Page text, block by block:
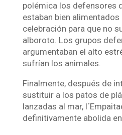
polémica los defensores
estaban bien
celebración para que no
alboroto. Los grupos
argumentaban el alto
sufrían los animales.
Finalmente, después de
sustituir a los patos de
lanzadas al mar,
definitivamente abolida